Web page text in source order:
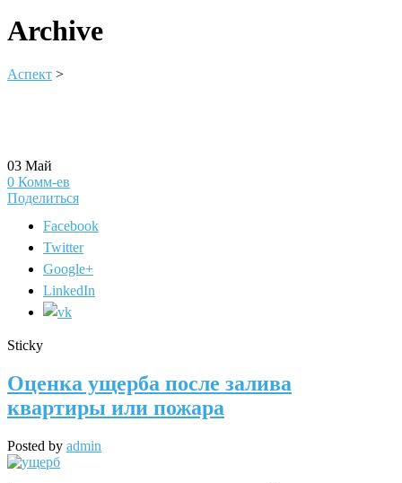
Archive
Аспект >
03 Май
0 Комм-ев
Поделиться
Facebook
Twitter
Google+
LinkedIn
Sticky
Оценка ущерба после залива
квартиры или пожара
Posted by admin